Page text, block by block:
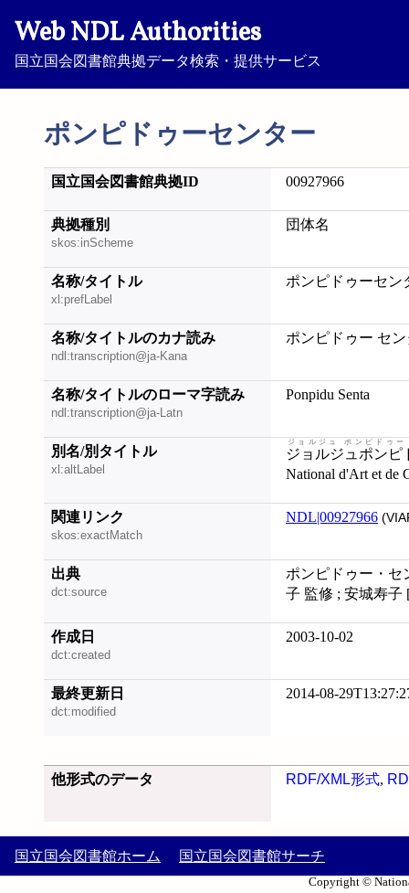
Web NDL Authorities
国立国会図書館典拠データ検索・提供サービス
ポンピドゥーセンター
国立国会図書館典拠ID 00927966
典拠種別
skos:inScheme
団体名
名称/タイトル
xl:prefLabel
ポンピドゥーセン
名称/タイトルのカナ読み
ndl:transcription@ja-Kana
ポンピドゥー セ
名称/タイトルのローマ字読み
ndl:transcription@ja-Latn
Ponpidu Senta
別名/別タイトル
xl:altLabel
ジョルジュポンピ
ジョルジュ ポンピドゥ
National d'Art et de
関連リンク
skos:exactMatch
NDL|00927966
出典
dct:source
ポンピドゥー・セ
子 監修 ; 安城寿子
作成日
dct:created
2003-10-02
最終更新日
dct:modified
2014-08-
他形式のデータ RDF/XML形式,
国立国会図書館ホーム 国立国会図書館サーチ
Copyright ©